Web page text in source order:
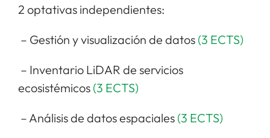
2 optativas independientes:
– Gestión y visualización de datos (3 ECTS)
– Inventario LiDAR de servicios
ecosistémicos (3 ECTS)
– Análisis de datos espaciales (3 ECTS)